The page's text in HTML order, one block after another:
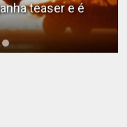
e